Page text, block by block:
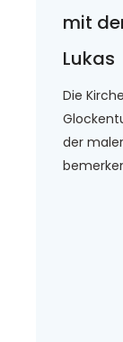
mit
Lukas
Die
der